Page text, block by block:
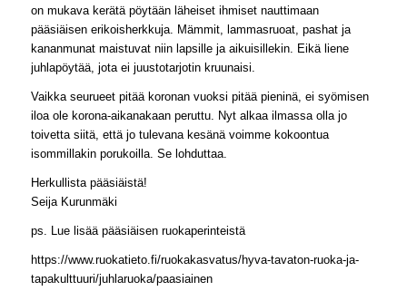
on mukava kerätä pöytään läheiset ihmiset nauttimaan
pääsiäisen erikoisherkkuja. Mämmit, lammasruoat, pashat ja
kananmunat maistuvat niin lapsille ja aikuisillekin. Eikä liene
juhlapöytää, jota ei juustotarjotin kruunaisi.
Vaikka seurueet pitää koronan vuoksi pitää pieninä, ei syömisen
iloa ole korona-aikanakaan peruttu. Nyt alkaa ilmassa olla jo
toivetta siitä, että jo tulevana kesänä voimme kokoontua
isommillakin porukoilla. Se lohduttaa.
Herkullista pääsiäistä!
Seija Kurunmäki
ps. Lue lisää pääsiäisen ruokaperinteistä
https://www.ruokatieto.fi/ruokakasvatus/hyva-tavaton-ruoka-ja-
tapakulttuuri/juhlaruoka/paasiainen